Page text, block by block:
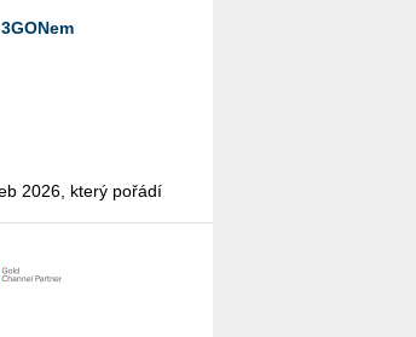
2026, který po­řá­dí